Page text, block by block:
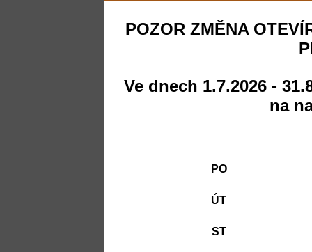
POZOR ZMĚNA
Ve dnech 1.7.2026 -
na
PO
ÚT
ST